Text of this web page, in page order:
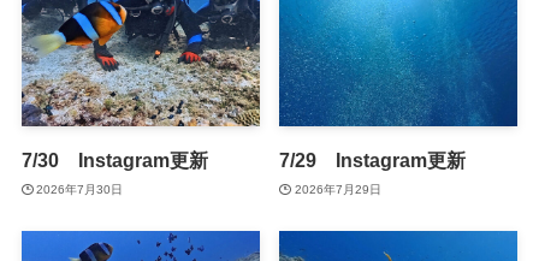
7/30 Instagram更新
2026年7月30日
7/29 Instagram更新
2026年7月29日